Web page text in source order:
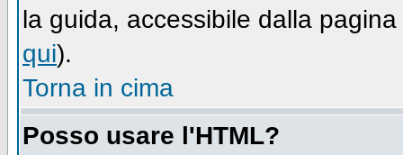
la guida, accessibile dalla
qui).
Torna in cima
Posso usare l'HTML?